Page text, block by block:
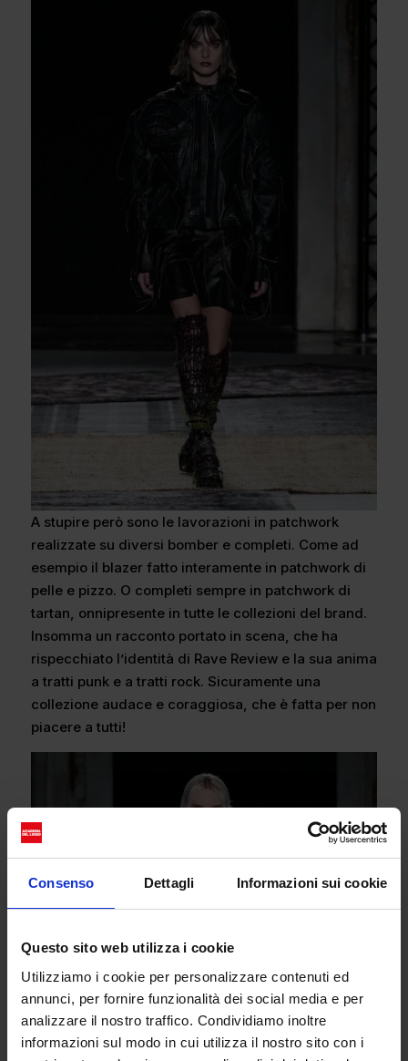
Consenso Dettagli Informazioni sui cookie
Questo sito web utilizza i cookie
Utilizziamo i cookie per personalizzare contenuti ed
annunci, per fornire funzionalità dei social media e per
analizzare il nostro traffico. Condividiamo inoltre
informazioni sul modo in cui utilizza il nostro sito con i
A stupire però sono le lavorazioni in patchwork
realizzate su diversi bomber e completi. Come ad
esempio il blazer fatto interamente in patchwork di
pelle e pizzo. O completi sempre in patchwork di
tartan, onnipresente in tutte le collezioni del brand.
Insomma un racconto portato in scena, che ha
rispecchiato l’identità di Rave Review e la sua anima
a tratti punk e a tratti rock. Sicuramente una
collezione audace e coraggiosa, che è fatta per non
piacere a tutti!